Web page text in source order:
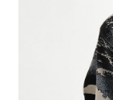
2.基於同意付款使用
資料（包含姓名、電
由本公司與您本人進
3.完整用戶服務條款
※ 交易是否成功請以
是否繳費成功／繳費
１．透過由恩沛科技
每筆NT$80，滿
每筆NT$80，滿